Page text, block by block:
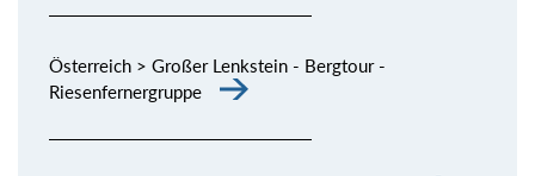
Österreich > Großer Lenkstein - Bergtour -
Riesenfernergruppe